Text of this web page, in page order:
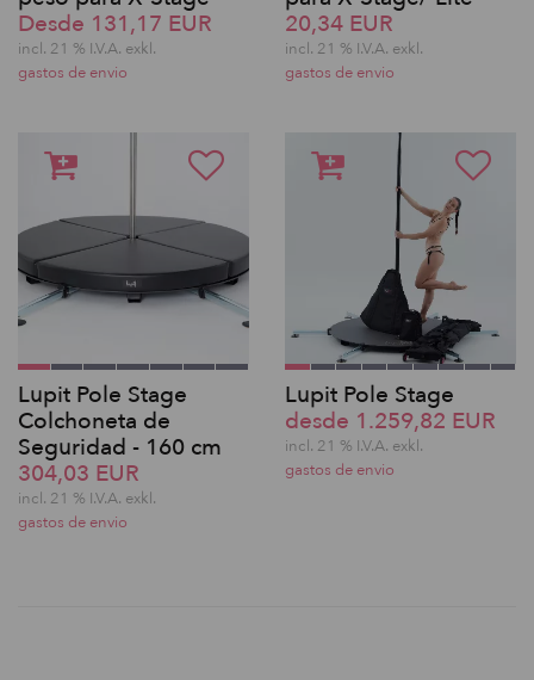
Desde 131,17 EUR
incl. 21 % I.V.A. exkl.
gastos de envio
20,34 EUR
incl. 21 % I.V.A. exkl.
gastos de envio
Lupit Pole Stage
Colchoneta de
Seguridad - 160 cm
304,03 EUR
incl. 21 % I.V.A. exkl.
gastos de envio
Lupit Pole Stage
desde 1.259,82 EUR
incl. 21 % I.V.A. exkl.
gastos de envio